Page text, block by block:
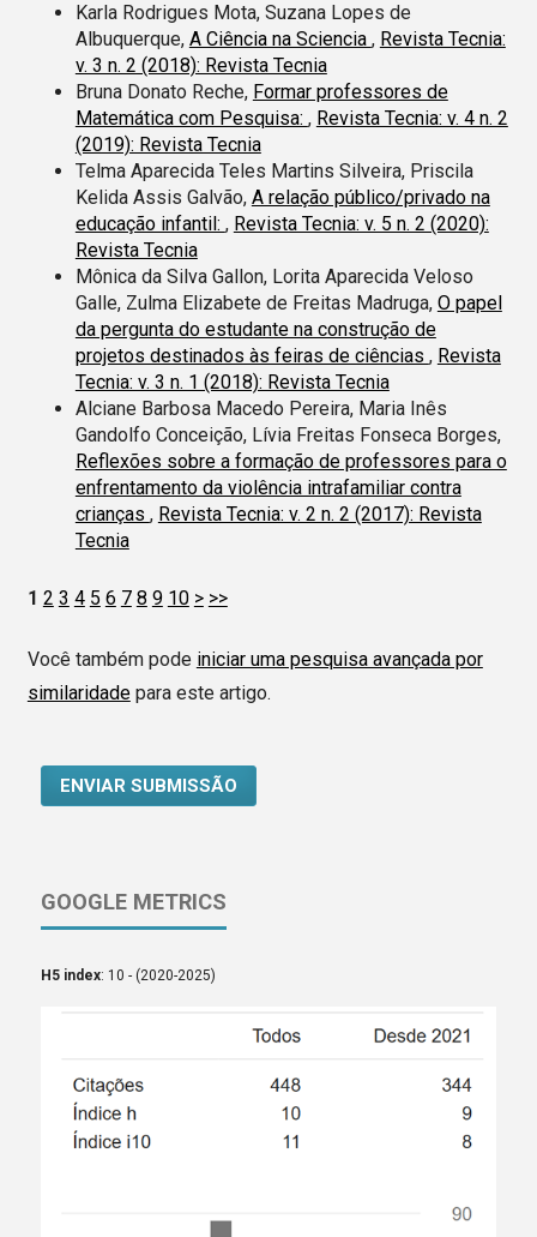
Karla Rodrigues Mota, Suzana Lopes de
Albuquerque, A Ciência na Sciencia , Revista Tecnia:
v. 3 n. 2 (2018): Revista Tecnia
Bruna Donato Reche, Formar professores de
Matemática com Pesquisa: , Revista Tecnia: v. 4 n. 2
(2019): Revista Tecnia
Telma Aparecida Teles Martins Silveira, Priscila
Kelida Assis Galvão, A relação público/privado na
educação infantil: , Revista Tecnia: v. 5 n. 2 (2020):
Revista Tecnia
Mônica da Silva Gallon, Lorita Aparecida Veloso
Galle, Zulma Elizabete de Freitas Madruga, O papel
da pergunta do estudante na construção de
projetos destinados às feiras de ciências , Revista
Tecnia: v. 3 n. 1 (2018): Revista Tecnia
Alciane Barbosa Macedo Pereira, Maria Inês
Gandolfo Conceição, Lívia Freitas Fonseca Borges,
Reflexões sobre a formação de professores para o
enfrentamento da violência intrafamiliar contra
crianças , Revista Tecnia: v. 2 n. 2 (2017): Revista
Tecnia
1 2 3 4 5 6 7 8 9 10 > >>
Você também pode iniciar uma pesquisa avançada por
similaridadepara este artigo.
ENVIAR SUBMISSÃO
GOOGLE METRICS
H5 index: 10 - (2020-2025)